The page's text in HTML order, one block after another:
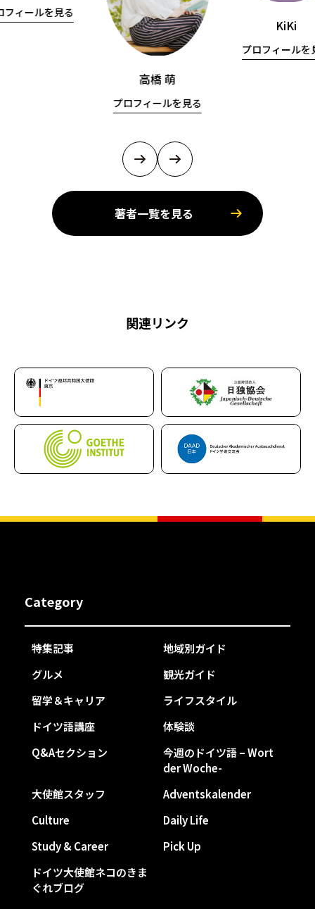
フィールを見る
高橋 萌
プロフィールを見る
KiKi
プロフィールを
著者一覧を見る
関連リンク
Category
特集記事
地域別ガイド
グルメ
観光ガイド
留学＆キャリア
ライフスタイル
ドイツ語講座
体験談
Q&Aセクション
今週のドイツ語 – Wort
der Woche-
大使館スタッフ
Adventskalender
Culture
Daily Life
Study & Career
Pick Up
ドイツ大使館ネコのきま
ぐれブログ